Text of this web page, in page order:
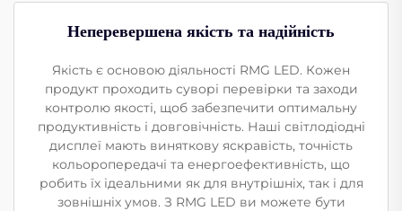
Неперевершена якість та надійність
Якість є основою діяльності RMG LED. Кожен
продукт проходить суворі перевірки та заходи
контролю якості, щоб забезпечити оптимальну
продуктивність і довговічність. Наші світлодіодні
дисплеї мають виняткову яскравість, точність
кольоропередачі та енергоефективність, що
робить їх ідеальними як для внутрішніх, так і для
зовнішніх умов. З RMG LED ви можете бути